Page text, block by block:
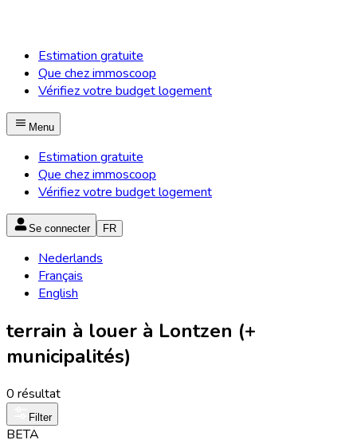
Estimation gratuite
Que chez immoscoop
Vérifiez votre budget logement
Menu
Estimation gratuite
Que chez immoscoop
Vérifiez votre budget logement
Se connecter FR
Nederlands
Français
English
terrain à louer à Lontzen (+
municipalités)
0 résultat
Filter
BETA